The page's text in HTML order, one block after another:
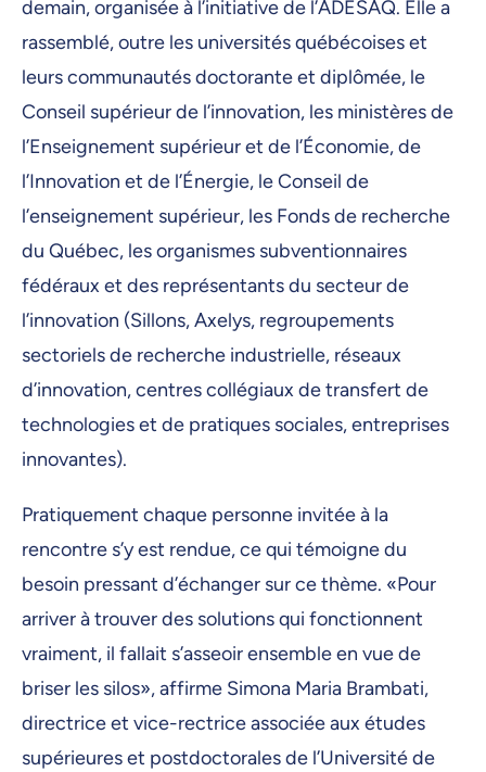
demain, organisée à l’initiative de l’ADESAQ. Elle a
rassemblé, outre les universités québécoises et
leurs communautés doctorante et diplômée, le
Conseil supérieur de l’innovation, les ministères de
l’Enseignement supérieur et de l’Économie, de
l’Innovation et de l’Énergie, le Conseil de
l’enseignement supérieur, les Fonds de recherche
du Québec, les organismes subventionnaires
fédéraux et des représentants du secteur de
l’innovation (Sillons, Axelys, regroupements
sectoriels de recherche industrielle, réseaux
d’innovation, centres collégiaux de transfert de
technologies et de pratiques sociales, entreprises
innovantes).
Pratiquement chaque personne invitée à la
rencontre s’y est rendue, ce qui témoigne du
besoin pressant d’échanger sur ce thème. «Pour
arriver à trouver des solutions qui fonctionnent
vraiment, il fallait s’asseoir ensemble en vue de
briser les silos», affirme Simona Maria Brambati,
directrice et vice-rectrice associée aux études
supérieures et postdoctorales de l’Université de